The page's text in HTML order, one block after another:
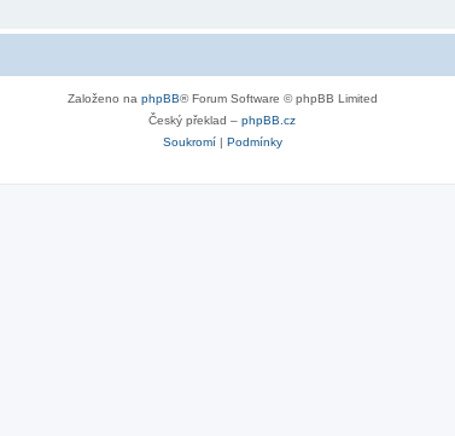
Založeno na phpBB® Forum Software © phpBB Limited
Český překlad – phpBB.cz
Soukromí| Podmínky